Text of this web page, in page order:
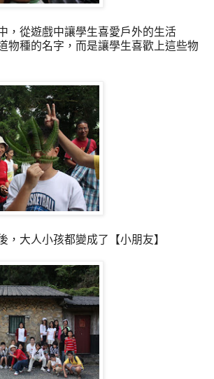
，從遊戲中讓學生喜愛戶外的生活
物種的名字，而是讓學生喜歡上這些物
，大人小孩都變成了【小朋友】